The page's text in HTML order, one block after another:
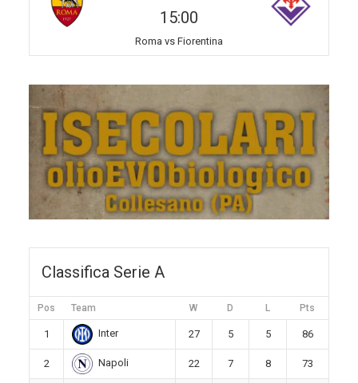
15:00
Roma vs Fiorentina
Classifica Serie A
Pos Team W D L Pts
1 Inter 27 5 5 86
2 Napoli 22 7 8 73